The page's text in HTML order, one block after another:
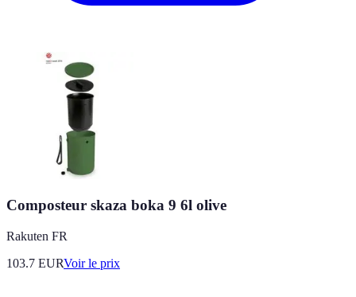
Composteur skaza boka 9 6l olive
Rakuten FR
103.7 EURVoir le prix